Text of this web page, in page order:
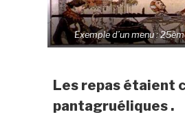
Exemple d’un menu :
Les repas étaient
pantagruéliques .